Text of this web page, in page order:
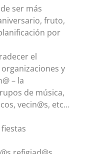
ser más
fruto,
por
el
y
– la
de música,
vecin@s, etc…